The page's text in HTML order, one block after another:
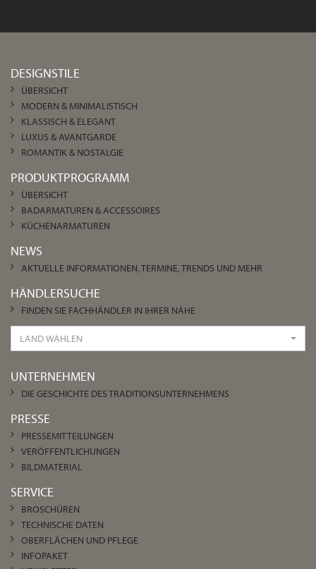
DESIGNSTILE
ÜBERSICHT
MODERN & MINIMALISTISCH
KLASSISCH & ELEGANT
LUXUS & AVANTGARDE
ROMANTIK & NOSTALGIE
PRODUKTPROGRAMM
ÜBERSICHT
BADARMATUREN & ACCESSOIRES
KÜCHENARMATUREN
NEWS
AKTUELLE INFORMATIONEN, TERMINE, TRENDS UND MEHR
HÄNDLERSUCHE
FINDEN SIE FACHHÄNDLER IN IHRER NÄHE
LAND WÄHLEN
UNTERNEHMEN
DIE GESCHICHTE DES TRADITIONSUNTERNEHMENS
PRESSE
PRESSEMITTEILUNGEN
VERÖFFENTLICHUNGEN
BILDMATERIAL
SERVICE
BROSCHÜREN
TECHNISCHE DATEN
OBERFLÄCHEN UND PFLEGE
INFOPAKET